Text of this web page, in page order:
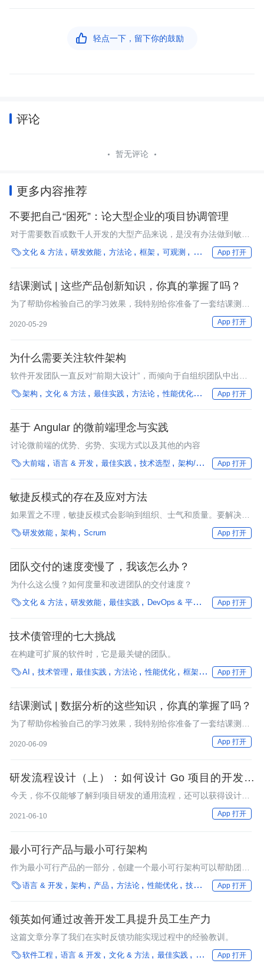
 轻点一下，留下你的鼓励
评论
暂无评论
更多内容推荐
不要把自己“困死”：论大型企业的项目协调管理
对于需要数百或数千人开发的大型产品来说，是没有办法做到敏捷
的。
文化 & 方法 研发效能 方法论 框架 可观测 字节跳动 行业深度
App 打开
结课测试 | 这些产品创新知识，你真的掌握了吗？
为了帮助你检验自己的学习效果，我特别给你准备了一套结课测试
2020-05-29 App 打开
为什么需要关注软件架构
软件开发团队一直反对“前期大设计”，而倾向于自组织团队中出现
的架构设计，这可能导致低估软件架构重要性的心态。
架构 文化 & 方法 最佳实践 方法论 性能优化 框架 银行
App 打开
基于 Angular 的微前端理念与实践
讨论微前端的优势、劣势、实现方式以及其他的内容
 大前端 语言 & 开发 最佳实践 技术选型 架构/框架 编程语言
App 打开
敏捷反模式的存在及应对方法
如果置之不理，敏捷反模式会影响到组织、士气和质量。要解决问
题，第一步就是要承认痛点的存在。
研发效能 架构 Scrum App 打开
团队交付的速度变慢了，我该怎么办？
为什么这么慢？如何度量和改进团队的交付速度？
文化 & 方法 研发效能 最佳实践 DevOps & 平台工程 治理
App 打开
技术债管理的七大挑战
在构建可扩展的软件时，它是最关键的团队。
AI 技术管理 最佳实践 方法论 性能优化 框架 数字人才培养
App 打开
结课测试 | 数据分析的这些知识，你真的掌握了吗？
为了帮助你检验自己的学习效果，我特别给你准备了一套结课测试
2020-06-09 App 打开
研发流程设计（上）：如何设计 Go 项目的开发流
程？
今天，你不仅能够了解到项目研发的通用流程，还可以获得设计、
优化研发流程的抓手，基于这个流程来优化、定制自己需要的流
程。
2021-06-10 App 打开
最小可行产品与最小可行架构
作为最小可行产品的一部分，创建一个最小可行架构可以帮助团队
评估技术可行性，并为产品提供一个稳定的基础，可以随着产品的
演进进行调整。
语言 & 开发 架构 产品 方法论 性能优化 技术选型 银行
App 打开
领英如何通过改善开发工具提升员工生产力
这篇文章分享了我们在实时反馈功能实现过程中的经验教训。
软件工程 语言 & 开发 文化 & 方法 最佳实践 框架 App 打开